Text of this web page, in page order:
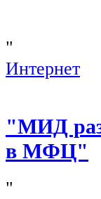
"
Интернет
"МИД
в МФЦ"
"